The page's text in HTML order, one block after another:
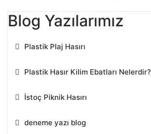
Blog Yazılarımız
Plastik Plaj Hasırı
Plastik Hasır Kilim Ebatları Nelerdir?
İstoç Piknik Hasırı
deneme yazı blog